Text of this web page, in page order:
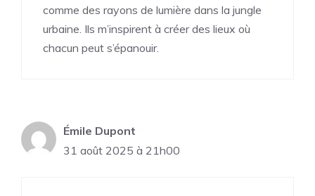
comme des rayons de lumière dans la jungle
urbaine. Ils m’inspirent à créer des lieux où
chacun peut s’épanouir.
Émile Dupont
31 août 2025 à 21h00